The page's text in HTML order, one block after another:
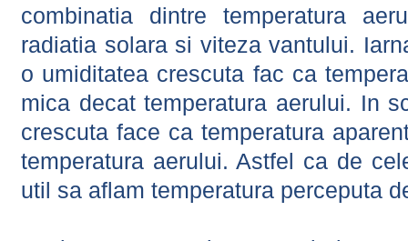
combinatia dintre temperatura
radiatia solara si viteza vantului.
o umiditatea crescuta fac ca
mica decat temperatura aerului. In
crescuta face ca temperatura
temperatura aerului. Astfel ca de
util sa aflam temperatura perceputa